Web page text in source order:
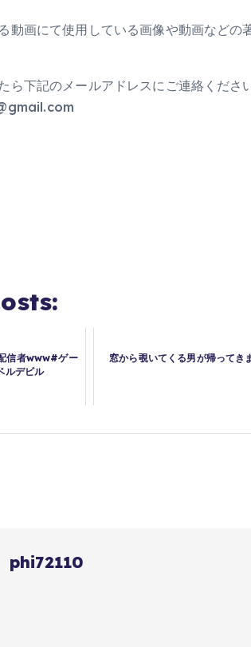
動画にて使用している画像や動画など
ら下記のメールアドレスにご連絡ください
信者www#ゲー
ルデビル
窓から覗いてくる男が帰ってき
phi72110